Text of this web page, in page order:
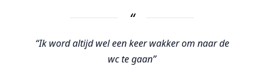
“Ik word altijd wel een keer wakker om naar de
wc te gaan”